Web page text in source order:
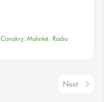
, Malinké, Radio
Next